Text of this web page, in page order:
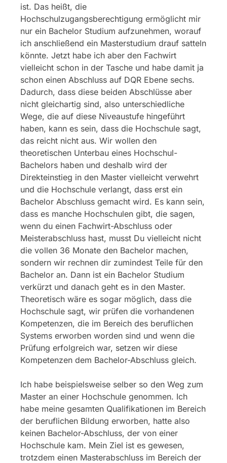
ist. Das heißt, die
Hochschulzugangsberechtigung ermöglicht mir
nur ein Bachelor Studium aufzunehmen, worauf
ich anschließend ein Masterstudium drauf satteln
könnte. Jetzt habe ich aber den Fachwirt
vielleicht schon in der Tasche und habe damit ja
schon einen Abschluss auf DQR Ebene sechs.
Dadurch, dass diese beiden Abschlüsse aber
nicht gleichartig sind, also unterschiedliche
Wege, die auf diese Niveaustufe hingeführt
haben, kann es sein, dass die Hochschule sagt,
das reicht nicht aus. Wir wollen den
theoretischen Unterbau eines Hochschul-
Bachelors haben und deshalb wird der
Direkteinstieg in den Master vielleicht verwehrt
und die Hochschule verlangt, dass erst ein
Bachelor Abschluss gemacht wird. Es kann sein,
dass es manche Hochschulen gibt, die sagen,
wenn du einen Fachwirt-Abschluss oder
Meisterabschluss hast, musst Du vielleicht nicht
die vollen 36 Monate den Bachelor machen,
sondern wir rechnen dir zumindest Teile für den
Bachelor an. Dann ist ein Bachelor Studium
verkürzt und danach geht es in den Master.
Theoretisch wäre es sogar möglich, dass die
Hochschule sagt, wir prüfen die vorhandenen
Kompetenzen, die im Bereich des beruflichen
Systems erworben worden sind und wenn die
Prüfung erfolgreich war, setzen wir diese
Kompetenzen dem Bachelor-Abschluss gleich.
Ich habe beispielsweise selber so den Weg zum
Master an einer Hochschule genommen. Ich
habe meine gesamten Qualifikationen im Bereich
der beruflichen Bildung erworben, hatte also
keinen Bachelor-Abschluss, der von einer
Hochschule kam. Mein Ziel ist es gewesen,
trotzdem einen Masterabschluss im Bereich der